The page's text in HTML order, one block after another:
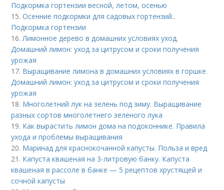
Подкормка гортензии весной, летом, осенью
15.Осенние подкормки для садовых гортензий..
Подкормка гортензии
16.Лимонное дерево в домашних условиях уход.
Домашний лимон: уход за цитрусом и сроки получения
урожая
17. Выращивание лимона в домашних условиях в горшке.
Домашний лимон: уход за цитрусом и сроки получения
урожая
18. Многолетний лук на зелень под зиму. Выращивание
разных сортов многолетнего зеленого лука
19. Как вырастить лимон дома на подоконнике. Правила
ухода и проблемы выращивания
20. Маринад для краснокочанной капусты. Польза и вред
21. Капуста квашеная на 3-литровую банку. Капуста
квашеная в рассоле в банке — 5 рецептов хрустящей и
сочной капусты